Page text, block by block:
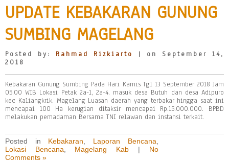
UPDATE KEBAKARAN GUNUNG
SUMBING MAGELANG
Posted by: Rahmad Rizkiarto
| on September 14,
2018
Kebakaran Gunung Sumbing Pada Hari Kamis Tgl 13 September 2018 Jam
05.00 WIB Lokasi Petak 2a-1, 2a-4. masuk desa Butuh dan desa Adipuro
kec Kaliangkrik. Magelang Luasan daerah yang terbakar hingga saat ini
mencapai 100 Ha kerugian ditaksir mencapai Rp.15.000.000. BPBD
melakukan pemadaman Bersama TNI relawan dan instansi terkait.
Posted in Kebakaran Laporan Bencana
Lokasi Bencana
Magelang Kab | No
Comments »